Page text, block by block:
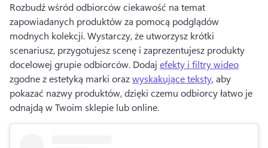
Rozbudź wśród odbiorców ciekawość na temat
zapowiadanych produktów za pomocą podglądów
modnych kolekcji. Wystarczy, że utworzysz krótki
scenariusz, przygotujesz scenę i zaprezentujesz produkty
docelowej grupie odbiorców. Dodaj efekty i filtry wideo
zgodne z estetyką marki oraz wyskakujące teksty, aby
pokazać nazwy produktów, dzięki czemu odbiorcy łatwo je
odnajdą w Twoim sklepie lub online.